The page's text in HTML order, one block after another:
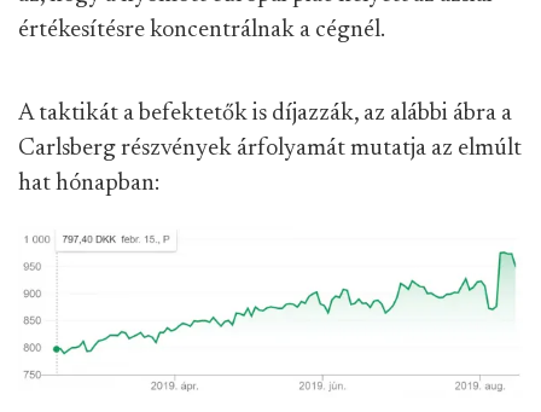
értékesítésre koncentrálnak a cégnél.
A taktikát a befektetők is díjazzák, az alábbi ábra a
Carlsberg részvények árfolyamát mutatja az elmúlt
hat hónapban: